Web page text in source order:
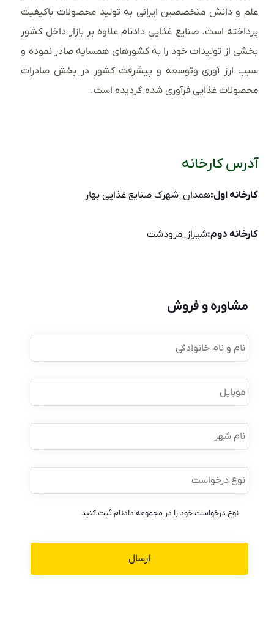
علم و دانش متخصصین ایرانی به تولید محصولات باکیفیت
پرداخته است. صنایع غذایی دادنام علاوه بر بازار داخل کشور
بخشی از تولیدات خود را به کشورهای همسایه صادر نموده و
سبب ارز آوری وتوسعه و پیشرفت کشور در بخش صادرات
محصولات غذایی فرآوری شده گردیده است.
آدرس کارخانه
کارخانه اول:همدان_شهرک صنایع غذایی بهار
کارخانه دوم:شیراز_مرودشت
مشاوره و فروش
نام
و
نام
موبایل *
نام
شهر
نوع
درخواست *
نوع درخواست خود را در مجموعه دادنام ثبت کنید